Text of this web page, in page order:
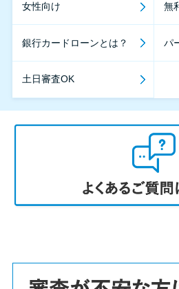
女性向け 無
銀行カードローンとは？ パ
土日審査OK